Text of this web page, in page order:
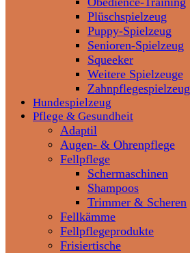
Plüschspielzeug
Puppy-Spielzeug
Senioren-Spielzeug
Squeeker
Weitere Spielzeuge
Zahnpflegespielzeug
Hundespielzeug
Pflege & Gesundheit
Adaptil
Augen- & Ohrenpflege
Fellpflege
Schermaschinen
Shampoos
Trimmer & Scheren
Fellkämme
Fellpflegeprodukte
Frisiertische